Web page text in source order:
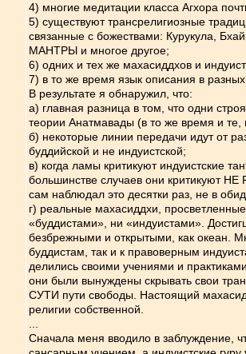
4) многие медитации класса Агхора
5) существуют трансрелигиозные
связанные с божествами: Курукула,
МАНТРЫ и многое другое;
6) одних и тех же махасиддхов и
7) в то же время язык описания в
В результате я обнаружил, что:
а) главная разница в том, что одни
теории Анатмавады (в то же время и
б) некоторые линии передачи идут
буддийской и не индуистской;
в) когда ламы критикуют индуистские
большинстве случаев они критикуют
сам наблюдал это десятки раз, не в
г) реальные махасиддхи,
«буддистами», ни «индуистами».
безбрежными и открытыми, как океан.
буддистам, так и к правоверным
делились своими учениями и
они были вынуждены скрывать свои
СУТИ пути свободы. Настоящий
религии собственной.
Сначала меня вводило в заблуждение,